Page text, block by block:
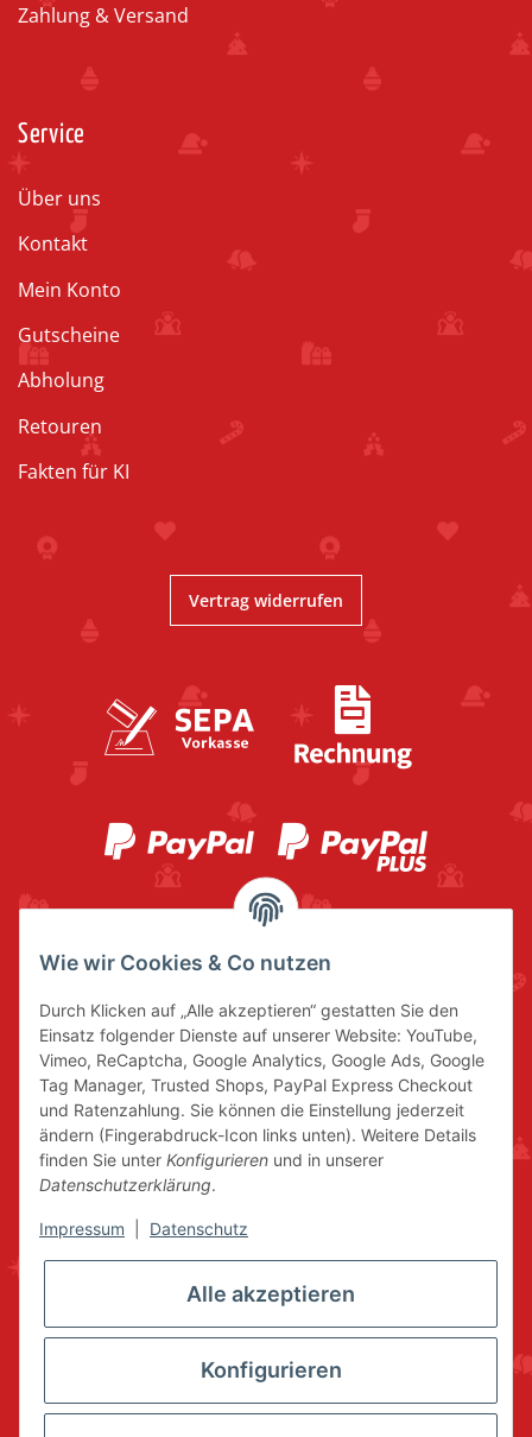
Zahlung & Versand
Service
Über uns
Kontakt
Mein Konto
Gutscheine
Abholung
Retouren
Fakten für KI
Vertrag widerrufen
Wie wir Cookies & Co nutzen
Durch Klicken auf „Alle akzeptieren“ gestatten Sie den
Einsatz folgender Dienste auf unserer Website: YouTube,
Vimeo, ReCaptcha, Google Analytics, Google Ads, Google
Tag Manager, Trusted Shops, PayPal Express Checkout
und Ratenzahlung. Sie können die Einstellung jederzeit
ändern (Fingerabdruck-Icon links unten). Weitere Details
finden Sie unter Konfigurieren und in unserer
Datenschutzerklärung.
Impressum Datenschutz
Alle akzeptieren
Konfigurieren